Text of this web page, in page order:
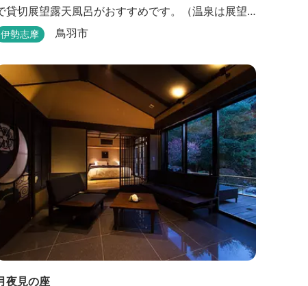
貸切展望露天風呂がおすすめです。（温泉は展望
浴場のみとなります。）
伊勢志摩 鳥羽市
夜見の座